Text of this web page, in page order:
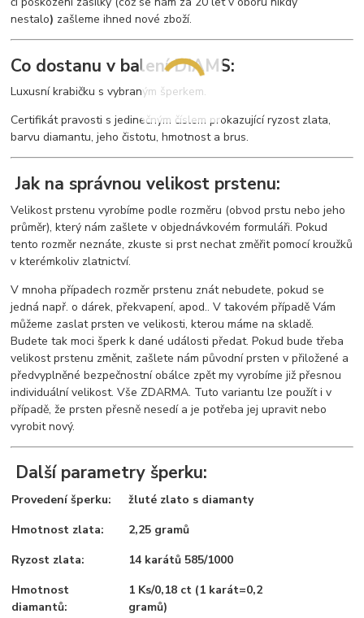
nestalo) zašleme ihned nové zboží.
Co dostanu v balení DIAMS:
Luxusní krabičku s vybraným šperkem.
Certifikát pravosti s jedinečným číslem prokazující ryzost zlata,
barvu diamantu, jeho čistotu, hmotnost a brus.
Jak na správnou velikost prstenu:
Velikost prstenu vyrobíme podle rozměru (obvod prstu nebo jeho
průměr), který nám zašlete v objednávkovém formuláři. Pokud
tento rozměr neznáte, zkuste si prst nechat změřit pomocí kroužků
v kterémkoliv zlatnictví.
V mnoha případech rozměr prstenu znát nebudete, pokud se
jedná např. o dárek, překvapení, apod.. V takovém případě Vám
můžeme zaslat prsten ve velikosti, kterou máme na skladě.
Budete tak moci šperk k dané události předat. Pokud bude třeba
velikost prstenu změnit, zašlete nám původní prsten v přiložené a
předvyplněné bezpečnostní obálce zpět my vyrobíme již přesnou
individuální velikost. Vše ZDARMA. Tuto variantu lze použít i v
případě, že prsten přesně nesedí a je potřeba jej upravit nebo
vyrobit nový.
Další parametry šperku:
Provedení šperku:
žluté zlato s diamanty
Hmotnost zlata:
2,25 gramů
Ryzost zlata:
14 karátů 585/1000
Hmotnost
diamantů:
1 Ks/0,18 ct (1 karát=0,2
gramů)